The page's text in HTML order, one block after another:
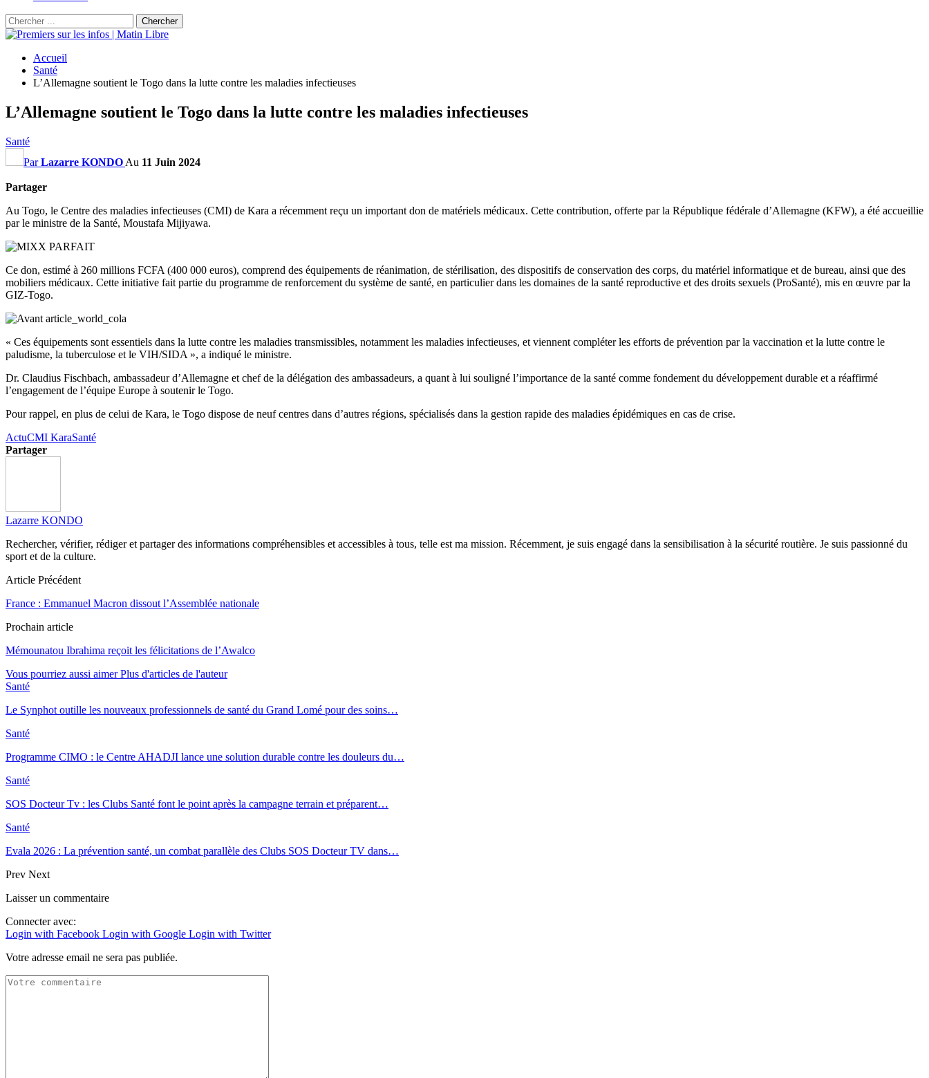
Accueil
Santé
L’Allemagne soutient le Togo dans la lutte contre les maladies infectieuses
L’Allemagne soutient le Togo dans la lutte contre les maladies infectieuses
Santé
ParLazarre KONDO Au 11 Juin 2024
Partager
Au Togo, le Centre des maladies infectieuses (CMI) de Kara a récemment reçu un important don de matériels médicaux. Cette contribution, offerte par la République fédérale d’Allemagne (KFW), a été accueillie
par le ministre de la Santé, Moustafa Mijiyawa.
Ce don, estimé à 260 millions FCFA (400 000 euros), comprend des équipements de réanimation, de stérilisation, des dispositifs de conservation des corps, du matériel informatique et de bureau, ainsi que des
mobiliers médicaux. Cette initiative fait partie du programme de renforcement du système de santé, en particulier dans les domaines de la santé reproductive et des droits sexuels (ProSanté), mis en œuvre par la
GIZ-Togo.
« Ces équipements sont essentiels dans la lutte contre les maladies transmissibles, notamment les maladies infectieuses, et viennent compléter les efforts de prévention par la vaccination et la lutte contre le
paludisme, la tuberculose et le VIH/SIDA », a indiqué le ministre.
Dr. Claudius Fischbach, ambassadeur d’Allemagne et chef de la délégation des ambassadeurs, a quant à lui souligné l’importance de la santé comme fondement du développement durable et a réaffirmé
l’engagement de l’équipe Europe à soutenir le Togo.
Pour rappel, en plus de celui de Kara, le Togo dispose de neuf centres dans d’autres régions, spécialisés dans la gestion rapide des maladies épidémiques en cas de crise.
ActuCMI KaraSanté
Partager
Lazarre KONDO
Rechercher, vérifier, rédiger et partager des informations compréhensibles et accessibles à tous, telle est ma mission. Récemment, je suis engagé dans la sensibilisation à la sécurité routière. Je suis passionné du
sport et de la culture.
Article Précédent
France : Emmanuel Macron dissout l’Assemblée nationale
Prochain article
Mémounatou Ibrahima reçoit les félicitations de l’Awalco
Vous pourriez aussi aimer Plus d'articles de l'auteur
Santé
Le Synphot outille les nouveaux professionnels de santé du Grand Lomé pour des soins…
Santé
Programme CIMO : le Centre AHADJI lance une solution durable contre les douleurs du…
Santé
SOS Docteur Tv : les Clubs Santé font le point après la campagne terrain et préparent…
Santé
Evala 2026 : La prévention santé, un combat parallèle des Clubs SOS Docteur TV dans…
Prev Next
Laisser un commentaire
Connecter avec:
Login with Facebook Login with Google Login with Twitter
Votre adresse email ne sera pas publiée.